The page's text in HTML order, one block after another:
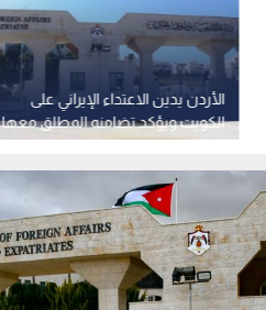
الأردن يدين الاعتداء الإيراني على
الكويت ويؤكد تضامنه المطلق معها